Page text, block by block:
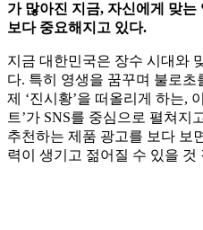
가 많아진 지금, 자신에게 맞
보다 중요해지고 있다.
지금 대한민국은 장수 시대와
다. 특히 영생을 꿈꾸며 불로
제 ‘진시황’을 떠올리게 하는,
트’가 SNS를 중심으로 펼쳐
추천하는 제품 광고를 보다 보
력이 생기고 젊어질 수 있을 것